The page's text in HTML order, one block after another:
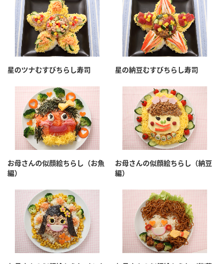
星のツナむすびちらし寿司 星の納豆むすびちらし寿司
お母さんの似顔絵ちらし（お魚
編）
お母さんの似顔絵ちらし（納豆
編）